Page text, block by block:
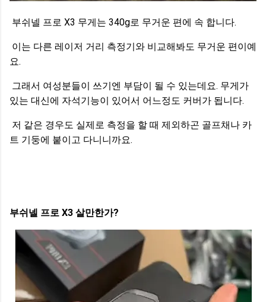
부쉬넬 프로 X3 무게는 340g로 무거운 편에 속 합니다.
이는 다른 레이저 거리 측정기와 비교해봐도 무거운 편이예
요.
그래서 여성분들이 쓰기엔 부담이 될 수 있는데요. 무게가
있는 대신에 자석기능이 있어서 어느정도 커버가 됩니다.
저 같은 경우도 실제로 측정을 할 때 제외하곤 골프채나 카
트 기둥에 붙이고 다니니까요.
부쉬넬 프로 X3 살만한가?